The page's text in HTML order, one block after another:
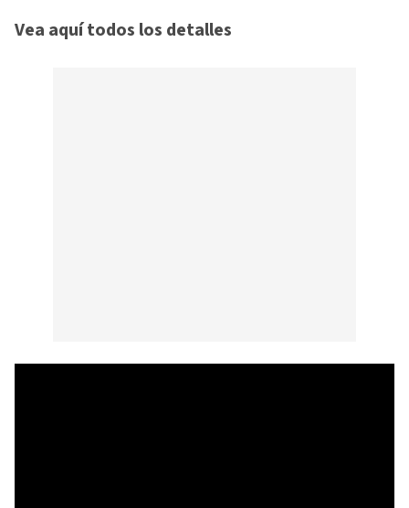
Vea aquí todos los detalles